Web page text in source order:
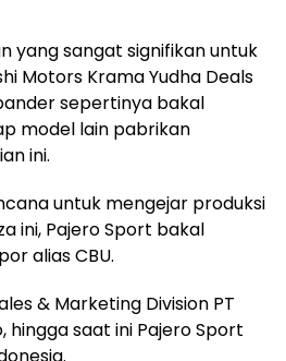
yang sangat signifikan untuk
Motors Krama Yudha Deals
sepertinya bakal
model lain pabrikan
ini.
untuk mengejar produksi
ini, Pajero Sport bakal
alias CBU.
& Marketing Division PT
hingga saat ini Pajero Sport